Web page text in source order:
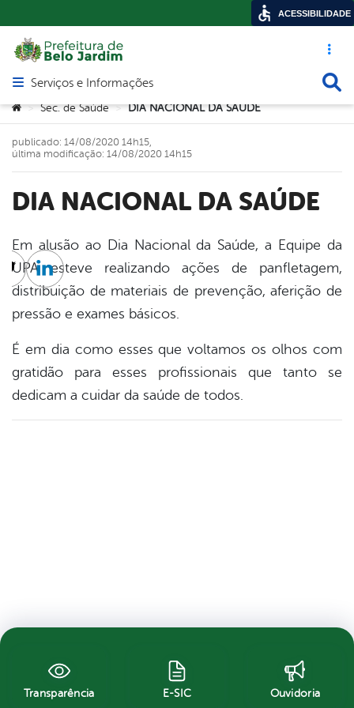
Acesso
Abrir menu principal de navegação
Serviços e Informações
Você está aqui:
> Sec. de Saúde > DIA NACIONAL DA SAÚDE
DIA NACIONAL DA SAÚDE
publicado: 14/08/2020 14h15,
última modificação: 14/08/2020 14h15
Em alusão ao Dia Nacional da Saúde, a Equipe da
UPA esteve realizando ações de panfletagem,
distribuição de materiais de prevenção, aferição de
pressão e exames básicos.
É em dia como esses que voltamos os olhos com
gratidão para esses profissionais que tanto se
dedicam a cuidar da saúde de todos.
Twitter
Linkedin
Transparência E-SIC Ouvidoria
ACESSIBILIDADE